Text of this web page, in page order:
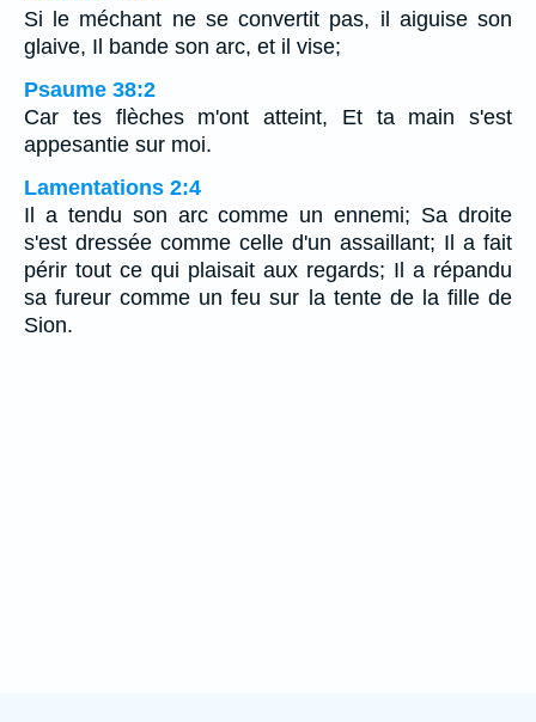
Si le méchant ne se convertit pas, il aiguise son
glaive, Il bande son arc, et il vise;
Psaume 38:2
Car tes flèches m'ont atteint, Et ta main s'est
appesantie sur moi.
Lamentations 2:4
Il a tendu son arc comme un ennemi; Sa droite
s'est dressée comme celle d'un assaillant; Il a fait
périr tout ce qui plaisait aux regards; Il a répandu
sa fureur comme un feu sur la tente de la fille de
Sion.